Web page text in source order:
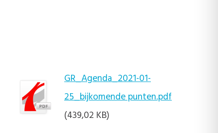
GR_Agenda_2021-01-
25_bijkomende punten.pdf
(439,02 KB)